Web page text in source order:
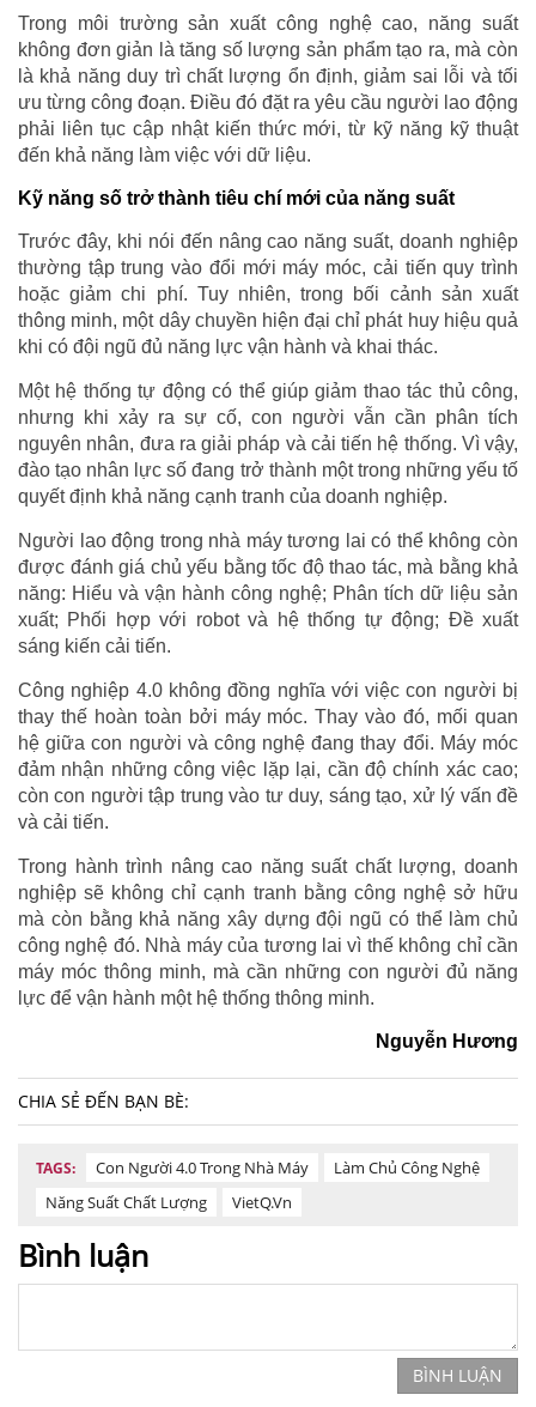
Trong môi trường sản xuất công nghệ cao, năng suất
không đơn giản là tăng số lượng sản phẩm tạo ra, mà còn
là khả năng duy trì chất lượng ổn định, giảm sai lỗi và tối
ưu từng công đoạn. Điều đó đặt ra yêu cầu người lao động
phải liên tục cập nhật kiến thức mới, từ kỹ năng kỹ thuật
đến khả năng làm việc với dữ liệu.
Kỹ năng số trở thành tiêu chí mới của năng suất
Trước đây, khi nói đến nâng cao năng suất, doanh nghiệp
thường tập trung vào đổi mới máy móc, cải tiến quy trình
hoặc giảm chi phí. Tuy nhiên, trong bối cảnh sản xuất
thông minh, một dây chuyền hiện đại chỉ phát huy hiệu quả
khi có đội ngũ đủ năng lực vận hành và khai thác.
Một hệ thống tự động có thể giúp giảm thao tác thủ công,
nhưng khi xảy ra sự cố, con người vẫn cần phân tích
nguyên nhân, đưa ra giải pháp và cải tiến hệ thống. Vì vậy,
đào tạo nhân lực số đang trở thành một trong những yếu tố
quyết định khả năng cạnh tranh của doanh nghiệp.
Người lao động trong nhà máy tương lai có thể không còn
được đánh giá chủ yếu bằng tốc độ thao tác, mà bằng khả
năng: Hiểu và vận hành công nghệ; Phân tích dữ liệu sản
xuất; Phối hợp với robot và hệ thống tự động; Đề xuất
sáng kiến cải tiến.
Công nghiệp 4.0 không đồng nghĩa với việc con người bị
thay thế hoàn toàn bởi máy móc. Thay vào đó, mối quan
hệ giữa con người và công nghệ đang thay đổi. Máy móc
đảm nhận những công việc lặp lại, cần độ chính xác cao;
còn con người tập trung vào tư duy, sáng tạo, xử lý vấn đề
và cải tiến.
Trong hành trình nâng cao năng suất chất lượng, doanh
nghiệp sẽ không chỉ cạnh tranh bằng công nghệ sở hữu
mà còn bằng khả năng xây dựng đội ngũ có thể làm chủ
công nghệ đó. Nhà máy của tương lai vì thế không chỉ cần
máy móc thông minh, mà cần những con người đủ năng
lực để vận hành một hệ thống thông minh.
Nguyễn Hương
CHIA SẺ ĐẾN BẠN BÈ:
TAGS: Con Người 4.0 Trong Nhà Máy
Làm Chủ Công Nghệ
Năng Suất Chất Lượng
VietQ.vn
Bình luận
BÌNH LUẬN